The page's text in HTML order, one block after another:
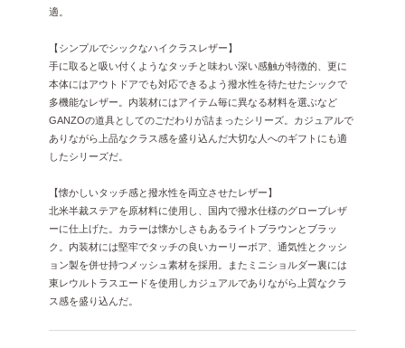
適。
【シンプルでシックなハイクラスレザー】
手に取ると吸い付くようなタッチと味わい深い感触が特徴的、更に
本体にはアウトドアでも対応できるよう撥水性を待たせたシックで
多機能なレザー。内装材にはアイテム毎に異なる材料を選ぶなど
GANZOの道具としてのごだわりが詰まったシリーズ。カジュアルで
ありながら上品なクラス感を盛り込んだ大切な人へのギフトにも適
したシリーズだ。
【懐かしいタッチ感と撥水性を両立させたレザー】
北米半裁ステアを原材料に使用し、国内で撥水仕様のグローブレザ
ーに仕上げた。カラーは懐かしさもあるライトブラウンとブラッ
ク。内装材には堅牢でタッチの良いカーリーボア、通気性とクッシ
ョン製を併せ持つメッシュ素材を採用。またミニショルダー裏には
東レウルトラスエードを使用しカジュアルでありながら上質なクラ
ス感を盛り込んだ。